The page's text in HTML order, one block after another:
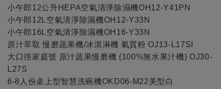
小午郎12公升HEPA空氣清淨除濕機OH12-Y41PN
小午郎12L空氣清淨除濕機OH12-Y33N
小午郎16L空氣清淨除濕機OH16-Y33N
原汁萃取 慢磨蔬果機/冰淇淋機 氣質粉 OJ13-L17SI
大口徑家庭號 原汁蔬果慢磨機 (100%無水果汁機) OJ30-
L27S
6-8人份桌上型智慧洗碗機OKD06-M22美型白